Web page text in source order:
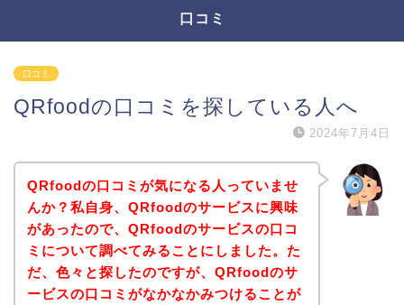
口コミ
口コミ
QRfoodの口コミを探している人へ
2024年7月4日
QRfoodの口コミが気になる人っていませ
んか？私自身、QRfoodのサービスに興味
があったので、QRfoodのサービスの口コ
ミについて調べてみることにしました。た
だ、色々と探したのですが、QRfoodのサ
ービスの口コミがなかなかみつけることが